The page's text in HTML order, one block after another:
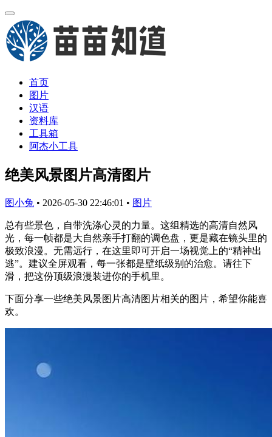
首页
图片
汉语
资料库
工具箱
阿杰小工具
绝美风景图片高清图片
图小兔 • 2026-05-30 22:46:01 • 图片
总有些景色，自带洗涤心灵的力量。这组精选的高清自然风
光，每一帧都是大自然亲手打翻的调色盘，更是藏在镜头里的
极致浪漫。无需远行，在这里即可开启一场视觉上的“精神出
逃”。建议全屏观看，每一张都是壁纸级别的治愈。请往下
滑，把这份顶级浪漫装进你的手机里。
下面分享一些绝美风景图片高清图片相关的图片，希望你能喜
欢。